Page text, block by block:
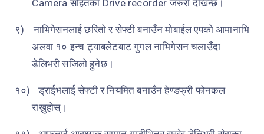
Camera सहितको Drive recorderजरुरी देखिन्छ।
९)
नाभिगेसनलाई छरितो र सेफ्टी बनाउँन मोबाईल एपको आमानाभि
अलवा १० इन्च ट्याबलेटबाट गुगल नाभिगेसन चलाउँदा
डेलिभरी सजिलो हुनेछ।
१०)
ड्राईभलाई सेफ्टी र नियमित बनाउँन हेण्डफ्री फोनकल
राख्नुहोस्।